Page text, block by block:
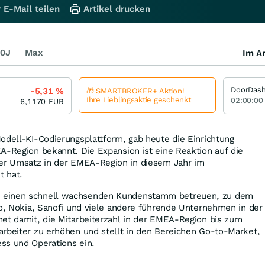
KI-Codierungsplattform, gab heute die Einrichtung
Region bekannt. Die Expansion ist eine Reaktion auf die
Umsatz in der EMEA-Region in diesem Jahr im
hat.
einen schnell wachsenden Kundenstamm betreuen, zu dem
Nokia, Sanofi und viele andere führende Unternehmen in der
damit, die Mitarbeiterzahl in der EMEA-Region bis zum
zu erhöhen und stellt in den Bereichen Go-to-Market,
und Operations ein.
E-Mail teilen Artikel drucken
Max Im
-5,31%
6,1170 EUR
🎁 SMARTBROKER+ Aktion!
Ihre Lieblingsaktie geschenkt
02:00:00